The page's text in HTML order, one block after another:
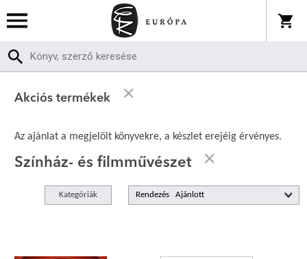
Akciós termékek
Az ajánlat a megjelölt könyvekre, a készlet erejéig érvényes.
Színház- és filmművészet
Kategóriák Rendezés